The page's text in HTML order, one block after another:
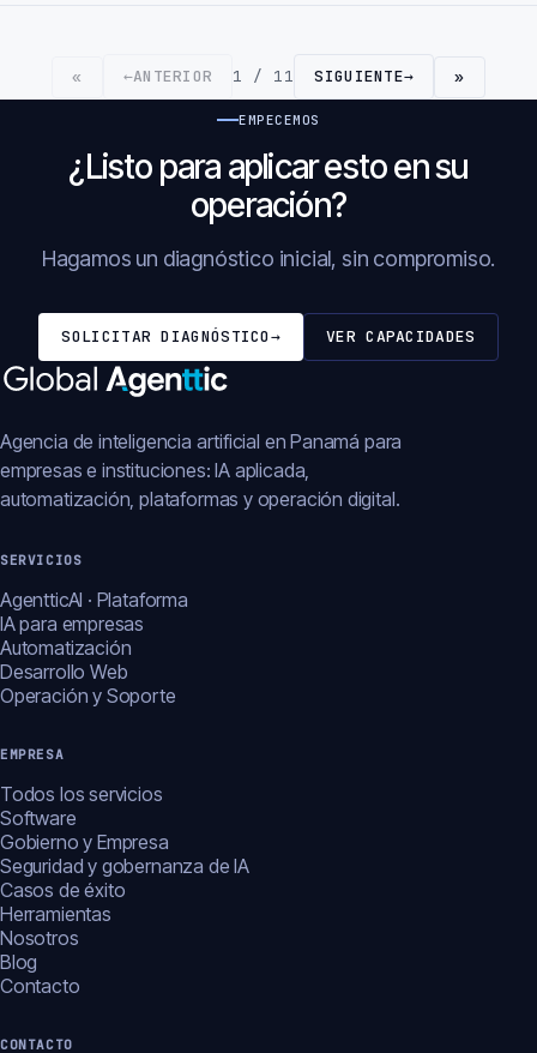
« ←ANTERIOR 1 / 11 SIGUIENTE→ »
EMPECEMOS
¿Listo para aplicar esto en su
operación?
Hagamos un diagnóstico inicial, sin compromiso.
SOLICITAR DIAGNÓSTICO→ VER CAPACIDADES
Agencia de inteligencia artificial en Panamá para
empresas e instituciones: IA aplicada,
automatización, plataformas y operación digital.
SERVICIOS
AgentticAI · Plataforma
IA para empresas
Automatización
Desarrollo Web
Operación y Soporte
EMPRESA
Todos los servicios
Software
Gobierno y Empresa
Seguridad y gobernanza de IA
Casos de éxito
Herramientas
Nosotros
Blog
Contacto
CONTACTO